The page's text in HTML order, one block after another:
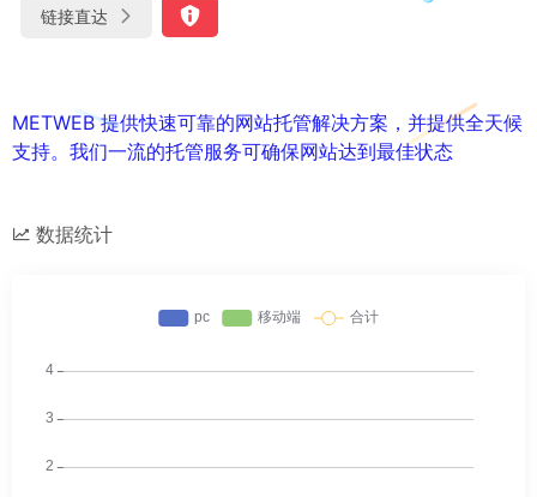
链接直达
METWEB 提供快速可靠的网站托管解决方案，并提供全天候
支持。我们一流的托管服务可确保网站达到最佳状态
数据统计